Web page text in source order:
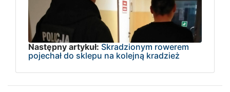
Następny artykuł: Skradzionym rowerem
pojechał do sklepu na kolejną kradzież